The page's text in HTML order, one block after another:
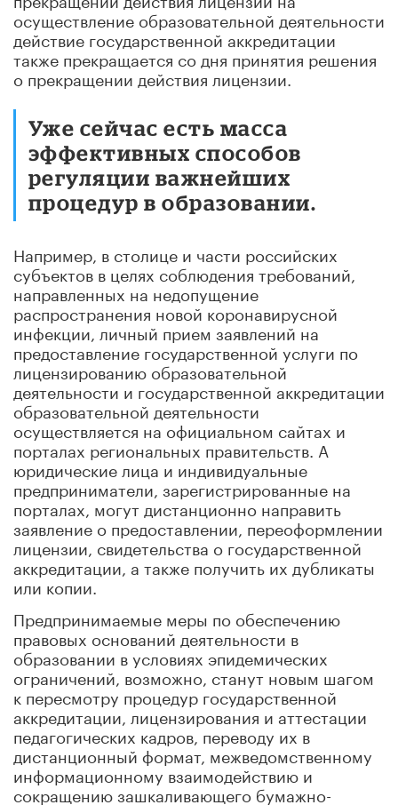
осуществление образовательной деятельности
действие государственной аккредитации
также прекращается со дня принятия решения
о прекращении действия лицензии.
Уже сейчас есть масса
эффективных способов
регуляции важнейших
процедур в образовании.
Например, в столице и части российских
субъектов в целях соблюдения требований,
направленных на недопущение
распространения новой коронавирусной
инфекции, личный прием заявлений на
предоставление государственной услуги по
лицензированию образовательной
деятельности и государственной аккредитации
образовательной деятельности
осуществляется на официальном сайтах и
порталах региональных правительств. А
юридические лица и индивидуальные
предприниматели, зарегистрированные на
порталах, могут дистанционно направить
заявление о предоставлении, переоформлении
лицензии, свидетельства о государственной
аккредитации, а также получить их дубликаты
или копии.
Предпринимаемые меры по обеспечению
правовых оснований деятельности в
образовании в условиях эпидемических
ограничений, возможно, станут новым шагом
к пересмотру процедур государственной
аккредитации, лицензирования и аттестации
педагогических кадров, переводу их в
дистанционный формат, межведомственному
информационному взаимодействию и
сокращению зашкаливающего бумажно-